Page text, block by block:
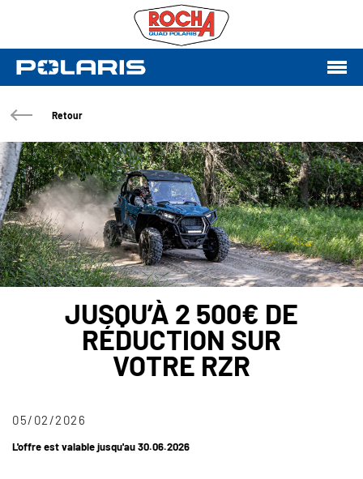
Retour
JUSQU’À 2 500€ DE
RÉDUCTION SUR
VOTRE RZR
05/02/2026
L'offre est valable jusqu'au 30.06.2026